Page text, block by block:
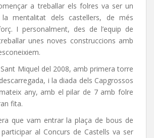
a treballar els folres va ser un
mentalitat dels castellers, de més
I personalment, des de l’equip de
unes noves construccions amb
Miquel del 2008, amb primera torre
i la diada dels Capgrossos
any, amb el pilar de 7 amb folre
fita.
que vam entrar la plaça de bous de
al Concurs de Castells va ser